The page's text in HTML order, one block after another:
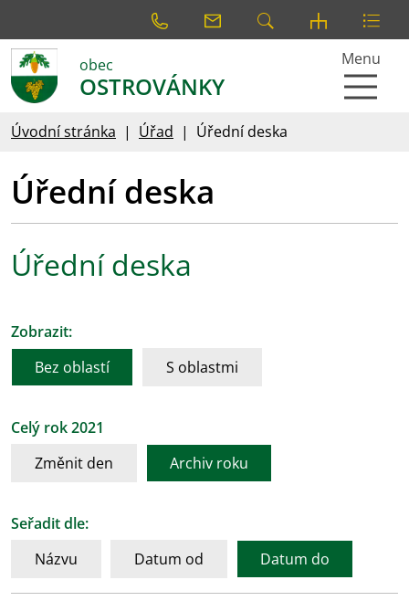
obec
OSTROVÁNKY
Menu
Úvodní stránka Úřad Úřední deska
Úřední deska
Úřední deska
Zobrazit:
Bez oblastí
S oblastmi
Celý rok 2021
Změnit den
Archiv roku
Seřadit dle:
Názvu
Datum od Datum do